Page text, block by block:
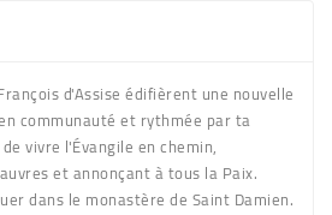
d'Assise édifièrent une nouvelle
communauté et rythmée par ta
vivre l'Évangile en chemin,
et annonçant à tous la Paix.
dans le monastère de Saint Damien.